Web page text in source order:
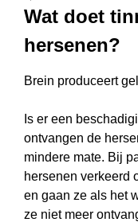
Wat doet
hersenen?
Brein produceert
Is er een
ontvangen de
mindere mate. Bij
hersenen verkeerd
en gaan ze als het
ze niet meer